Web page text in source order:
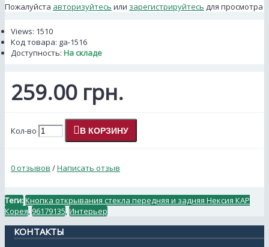
Пожалуйста авторизуйтесь или зарегистрируйтесь для просмотра
Views: 1510
Код товара: ga-1516
Доступность: На складе
259.00 грн.
Кол-во В КОРЗИНУ
0 отзывов /Написать отзыв
Теги:Кнопка открывания стекла передняя и задняя Нексия КАР
Корея 96179135 Интерьер
КОНТАКТЫ